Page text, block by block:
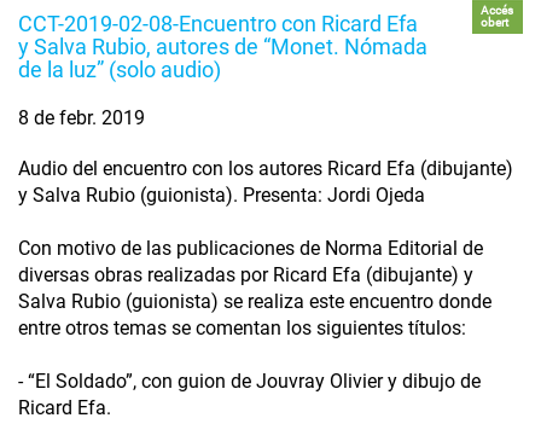
CCT-2019-02-08-Encuentro con Ricard Efa
y Salva Rubio, autores de “Monet. Nómada
de la luz” (solo audio)
Accés
obert
8 de febr. 2019
Audio del encuentro con los autores Ricard Efa (dibujante)
y Salva Rubio (guionista). Presenta: Jordi Ojeda
Con motivo de las publicaciones de Norma Editorial de
diversas obras realizadas por Ricard Efa (dibujante) y
Salva Rubio (guionista) se realiza este encuentro donde
entre otros temas se comentan los siguientes títulos:
- “El Soldado”, con guion de Jouvray Olivier y dibujo de
Ricard Efa.